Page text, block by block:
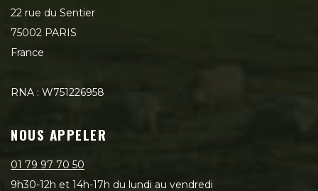
22 rue du Sentier
75002 PARIS
France
RNA : W751226958
NOUS APPELER
01 79 97 70 50
9h30-12h et 14h-17h du lundi au vendredi